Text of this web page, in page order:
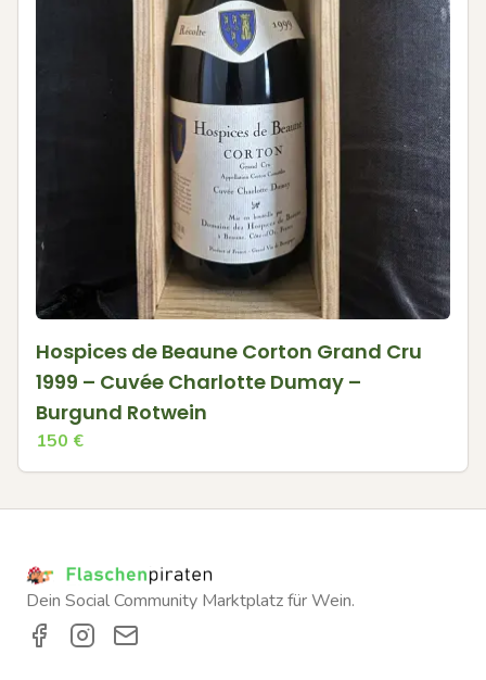
Hospices de Beaune Corton Grand Cru
1999 – Cuvée Charlotte Dumay –
Burgund Rotwein
150 €
Dein Social Community Marktplatz für Wein.